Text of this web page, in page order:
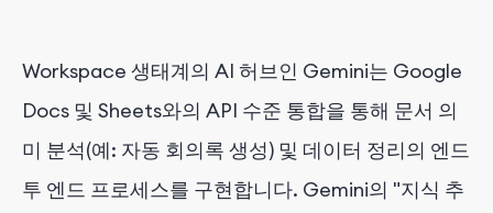
Workspace 생태계의 AI 허브인 Gemini는 Google
Docs 및 Sheets와의 API 수준 통합을 통해 문서 의
미 분석(예: 자동 회의록 생성) 및 데이터 정리의 엔드
투 엔드 프로세스를 구현합니다. Gemini의 "지식 추